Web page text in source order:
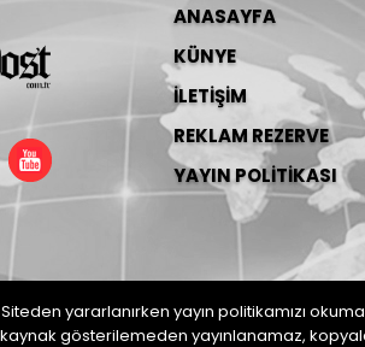
ANASAYFA
KÜNYE
İLETİŞİM
REKLAM REZERVE
YAYIN POLİTİKASI
yararlanırken yayın politikamızı
gösterilemeden yayınlanamaz,